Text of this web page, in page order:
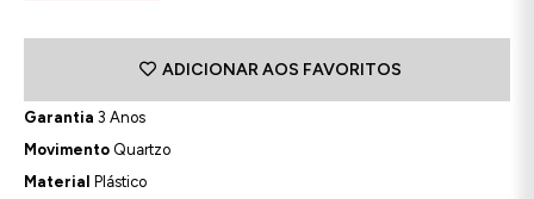
ADICIONAR AOS FAVORITOS
Garantia 3 Anos
Movimento Quartzo
Material
Plástico